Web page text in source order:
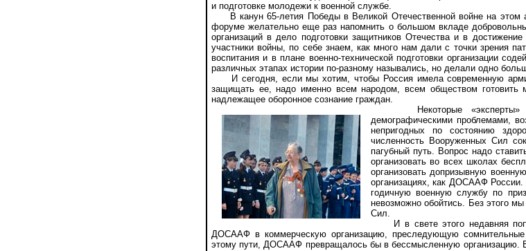
и подготовке молодежи к военной службе.
В канун 65-летия Победы в Великой Отечественной войне на этом
форуме желательно еще раз напомнить о большом вкладе
организаций в дело подготовки защитников Отечества и в
участники войны, по себе знаем, как много нам дали с точки зрения
воспитания и в плане военно-технической подготовки организации
различных этапах истории по-разному назывались, но делали одно
И сегодня, если мы хотим, чтобы Россия имела современную
защищать ее, надо именно всем народом, всем обществом готовить
надлежащее оборонное сознание граждан.
Некоторые «эксперты»
демографическими проблемами,
непригодных по состоянию
численность Вооруженных Сил
пагубный путь. Вопрос надо
организовать во всех школах
организовать допризывную
организациях, как ДОСААФ
годичную военную службу по
невозможно обойтись. Без этого
Сил.
И в свете этого недавняя
ДОСААФ в коммерческую организацию, преследующую
этому пути, ДОСААФ превращалось бы в бессмысленную организацию.